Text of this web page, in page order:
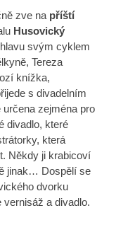
zve na příští
Husovický
svým cyklem
Tereza
knížka,
s divadelním
určena zejména pro
divadlo, které
která
Někdy ji krabicoví
jinak… Dospělí se
dvorku
vernisáž a divadlo.